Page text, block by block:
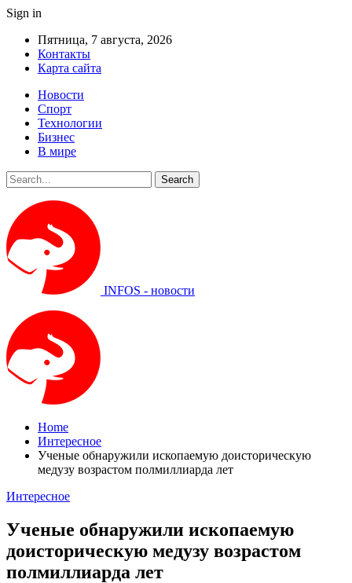
Sign in
Пятница, 7 августа, 2026
Контакты
Карта сайта
Новости
Спорт
Технологии
Бизнес
В мире
INFOS - новости
Home
Интересное
Ученые обнаружили ископаемую доисторическую
медузу возрастом полмиллиарда лет
Интересное
Ученые обнаружили ископаемую
доисторическую медузу возрастом
полмиллиарда лет